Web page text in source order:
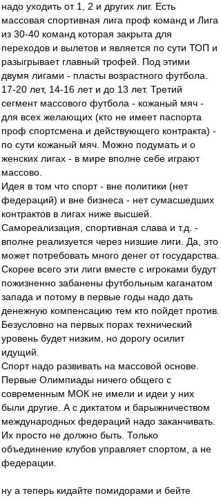
надо уходить от 1, 2 и других лиг. Есть
массовая спортивная лига проф команд и Лига
из 30-40 команд которая закрыта для
переходов и вылетов и является по сути ТОП и
разыгрывает главный трофей. Под этими
двумя лигами - пласты возрастного футбола.
17-20 лет, 14-16 лет и до 13 лет. Третий
сегмент массового футбола - кожаный мяч -
для всех желающих (кто не имеет паспорта
проф спортсмена и действующего контракта) -
по сути кожаный мяч. Можно подумать и о
женских лигах - в мире вполне себе играют
массово.
Идея в том что спорт - вне политики (нет
федераций) и вне бизнеса - нет сумасшедших
контрактов в лигах ниже высшей.
Самореализация, спортивная слава и т.д. -
вполне реализуется через низшие лиги. Да, это
может потребовать много денег от государства.
Скорее всего эти лиги вместе с игроками будут
пожизненно забанены футбольным каганатом
запада и потому в первые годы надо дать
денежную компенсацию тем кто пойдет против.
Безусловно на первых порах технический
уровень будет низким, но дорогу осилит
идущий.
Спорт надо развивать на массовой основе.
Первые Олимпиады ничего общего с
современным МОК не имели и идеи у них
были другие. А с диктатом и барыжничеством
международных федераций надо заканчивать.
Их просто не должно быть. Только
объединение клубов управляет спортом, а не
федерации.
ну а теперь кидайте помидорами и бейте